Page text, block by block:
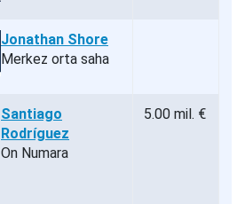
Jonathan Shore
Merkez orta saha
Santiago
Rodríguez
On Numara
5.00 mil. €